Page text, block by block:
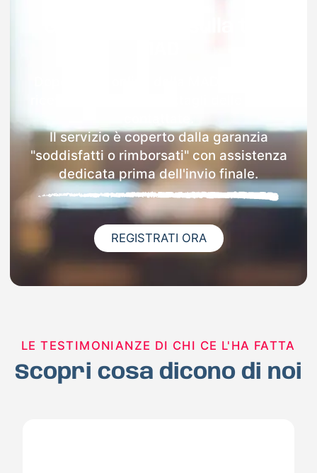
Il servizio è coperto dalla garanzia
"soddisfatti o rimborsati" con assistenza
dedicata prima dell'invio finale.
REGISTRATI ORA
LE TESTIMONIANZE DI CHI CE L'HA FATTA
Scopri cosa dicono di noi